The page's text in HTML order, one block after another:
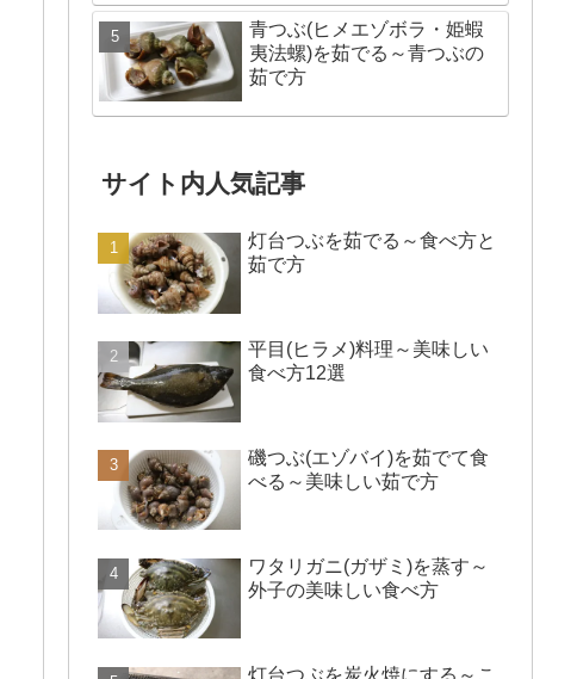
青つぶ(ヒメエゾボラ・姫蝦
夷法螺)を茹でる～青つぶの
茹で方
サイト内人気記事
灯台つぶを茹でる～食べ方と
茹で方
平目(ヒラメ)料理～美味しい
食べ方12選
磯つぶ(エゾバイ)を茹でて食
べる～美味しい茹で方
ワタリガニ(ガザミ)を蒸す～
外子の美味しい食べ方
灯台つぶを炭火焼にする～こ